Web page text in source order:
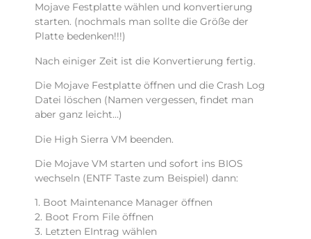
Mojave Festplatte wählen und konvertierung
starten. (nochmals man sollte die Größe der
Platte bedenken!!!)
Nach einiger Zeit ist die Konvertierung fertig.
Die Mojave Festplatte öffnen und die Crash Log
Datei löschen (Namen vergessen, findet man
aber ganz leicht…)
Die High Sierra VM beenden.
Die Mojave VM starten und sofort ins BIOS
wechseln (ENTF Taste zum Beispiel) dann:
1. Boot Maintenance Manager öffnen
2. Boot From File öffnen
3. Letzten EIntrag wählen